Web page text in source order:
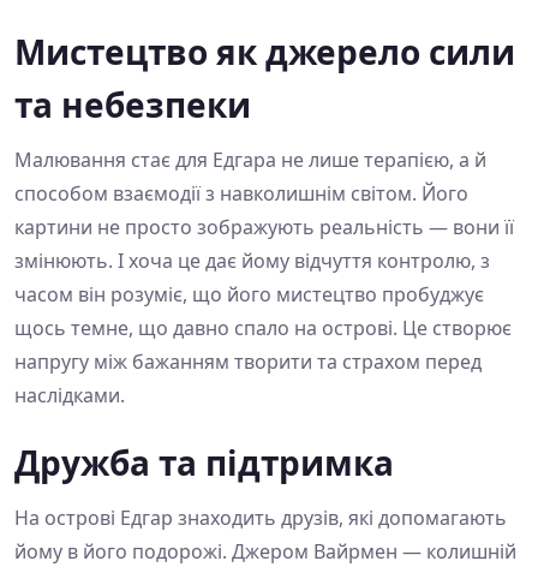
Мистецтво як джерело сили
та небезпеки
Малювання стає для Едгара не лише терапією, а й
способом взаємодії з навколишнім світом. Його
картини не просто зображують реальність — вони її
змінюють. І хоча це дає йому відчуття контролю, з
часом він розуміє, що його мистецтво пробуджує
щось темне, що давно спало на острові. Це створює
напругу між бажанням творити та страхом перед
наслідками.
Дружба та підтримка
На острові Едгар знаходить друзів, які допомагають
йому в його подорожі. Джером Вайрмен — колишній